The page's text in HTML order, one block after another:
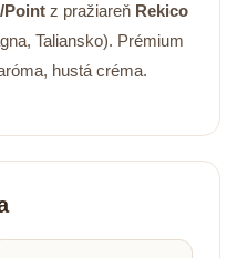
Point z pražiareň Rekico
Taliansko). Prémium
hustá créma.